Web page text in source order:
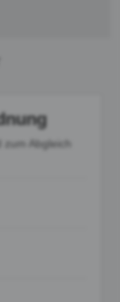
Abgleich